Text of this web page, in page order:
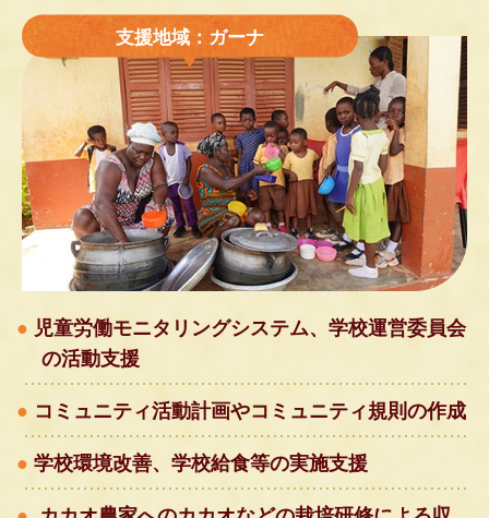
支援地域：ガーナ
児童労働モニタリングシステム、学校運営委員会
の活動支援
コミュニティ活動計画やコミュニティ規則の作成
学校環境改善、学校給食等の実施支援